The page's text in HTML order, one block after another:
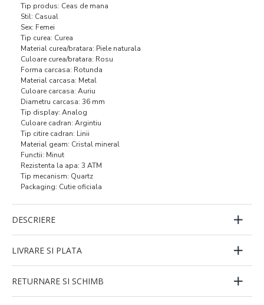
Tip produs: Ceas de mana
Stil: Casual
Sex: Femei
Tip curea: Curea
Material curea/bratara: Piele naturala
Culoare curea/bratara: Rosu
Forma carcasa: Rotunda
Material carcasa: Metal
Culoare carcasa: Auriu
Diametru carcasa: 36 mm
Tip display: Analog
Culoare cadran: Argintiu
Tip citire cadran: Linii
Material geam: Cristal mineral
Functii: Minut
Rezistenta la apa: 3 ATM
Tip mecanism: Quartz
Packaging: Cutie oficiala
DESCRIERE
LIVRARE SI PLATA
RETURNARE SI SCHIMB